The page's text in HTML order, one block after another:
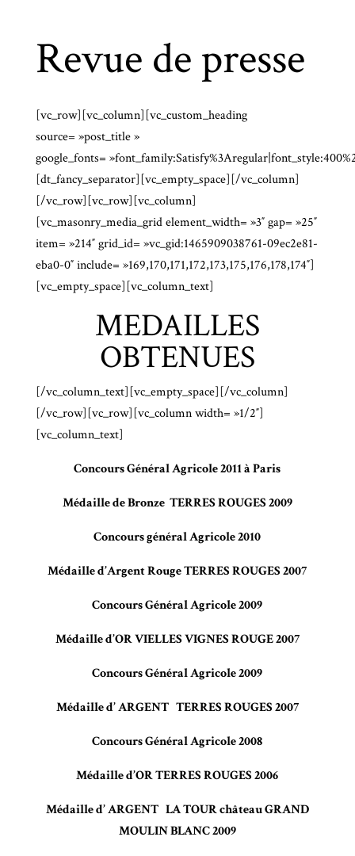
Revue de presse
[vc_row][vc_column][vc_custom_heading
source= »post_title »
google_fonts=
[dt_fancy_separator][vc_empty_space][/vc_column]
[/vc_row][vc_row][vc_column]
[vc_masonry_media_grid element_width= »3″ gap= »25″
item= »214″ grid_id= »vc_gid:1465909038761-09ec2e81-
eba0-0″ include= »169,170,171,172,173,175,176,178,174″]
[vc_empty_space][vc_column_text]
MEDAILLES
OBTENUES
[/vc_column_text][vc_empty_space][/vc_column]
[/vc_row][vc_row][vc_column width= »1/2″]
[vc_column_text]
Concours Général Agricole 2011 à Paris
Médaille de Bronze TERRES ROUGES 2009
Concours général Agricole 2010
Médaille d’Argent Rouge TERRES ROUGES 2007
Concours Général Agricole 2009
Médaille d’OR VIELLES VIGNES ROUGE 2007
Concours Général Agricole 2009
Médaille d’ ARGENT TERRES ROUGES 2007
Concours Général Agricole 2008
Médaille d’OR TERRES ROUGES 2006
Médaille d’ ARGENT LA TOUR château GRAND
MOULIN BLANC 2009